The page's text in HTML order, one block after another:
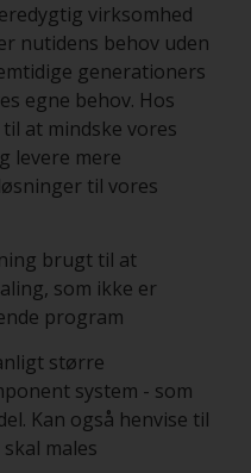
virksomhed
nutidens behov uden
generationers
egne behov. Hos
at mindske vores
levere mere
til vores
brugt til at
som ikke er
program
større
system - som
Kan også henvise til
males